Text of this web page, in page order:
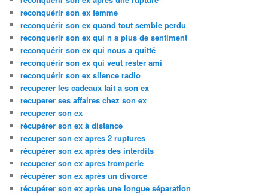
reconquérir son ex femme
reconquérir son ex quand tout semble perdu
reconquerir son ex qui n a plus de sentiment
reconquérir son ex qui nous a quitté
reconquérir son ex qui veut rester ami
reconquérir son ex silence radio
recuperer les cadeaux fait a son ex
recuperer ses affaires chez son ex
recuperer son ex
récupérer son ex à distance
recuperer son ex apres 2 ruptures
récupérer son ex après des interdits
recuperer son ex apres tromperie
récupérer son ex après un divorce
récupérer son ex après une longue séparation